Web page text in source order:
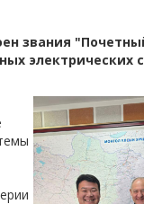
звания
электрических